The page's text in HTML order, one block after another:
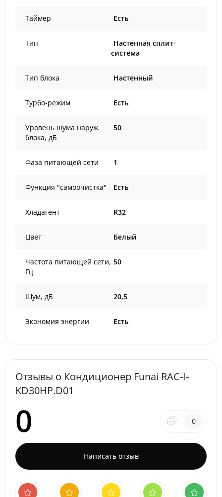
Таймер Есть
Тип
Настенная сплит-
система
Тип блока Настенный
Турбо-режим Есть
Уровень шума наруж.
блока, дБ
50
Фаза питающей сети 1
Функция "самоочистка" Есть
Хладагент R32
Цвет Белый
Частота питающей сети,
Гц
50
Шум, дБ 20,5
Экономия энергии Есть
Отзывы о Кондиционер Funai RAC-I-
KD30HP.D01
0 0
Написать отзыв